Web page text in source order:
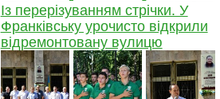
Із перерізуванням стрічки. У
Франківську урочисто відкрили
відремонтовану вулицю